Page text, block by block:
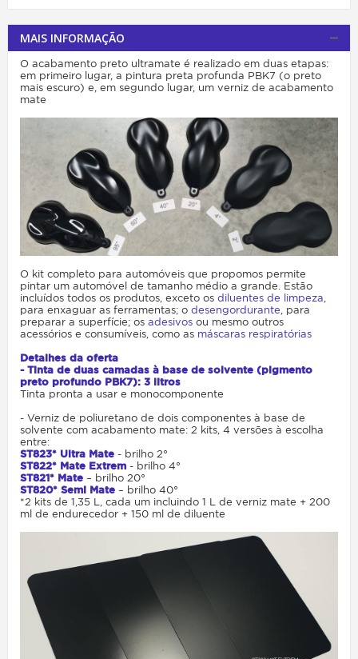
MAIS INFORMAÇÃO
O acabamento preto ultramate é realizado em duas etapas:
em primeiro lugar, a pintura preta profunda PBK7 (o preto
mais escuro) e, em segundo lugar, um verniz de acabamento
mate
O kit completo para automóveis que propomos permite
pintar um automóvel de tamanho médio a grande. Estão
incluídos todos os produtos, exceto os diluentes de limpeza,
para enxaguar as ferramentas; o desengordurante, para
preparar a superfície; os adesivos ou mesmo outros
acessórios e consumíveis, como as máscaras respiratórias
Detalhes da oferta
- Tinta de duas camadas à base de solvente (pigmento
preto profundo PBK7): 3 litros
Tinta pronta a usar e monocomponente
- Verniz de poliuretano de dois componentes à base de
solvente com acabamento mate: 2 kits, 4 versões à escolha
entre:
ST823* Ultra Mate - brilho 2°
ST822* Mate Extrem - brilho 4°
ST821* Mate – brilho 20°
ST820* Semi Mate – brilho 40°
*2 kits de 1,35 L, cada um incluindo 1 L de verniz mate + 200
ml de endurecedor + 150 ml de diluente